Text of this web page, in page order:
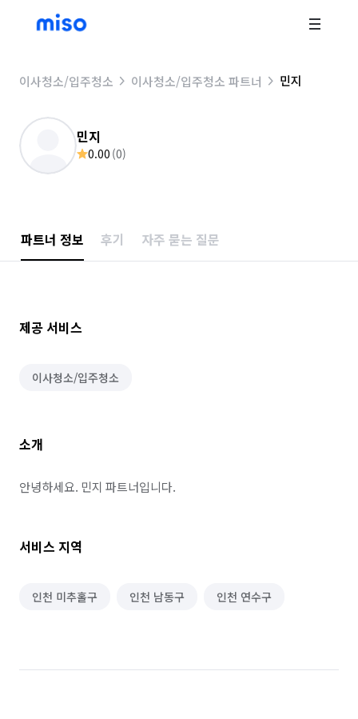
이사청소/입주청소 이사청소/입주청소 파트너 민지
민지
0.00 (0)
파트너 정보 후기 자주 묻는 질문
제공 서비스
이사청소/입주청소
소개
안녕하세요. 민지 파트너입니다.
서비스 지역
인천 미추홀구 인천 남동구 인천 연수구